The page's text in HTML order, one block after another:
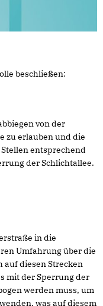
beschließen:
von der
zu erlauben und die
entsprechend
der Schlichtallee.
in die
Umfahrung über die
auf diesen Strecken
mit der Sperrung der
werden muss, um
was auf diesem